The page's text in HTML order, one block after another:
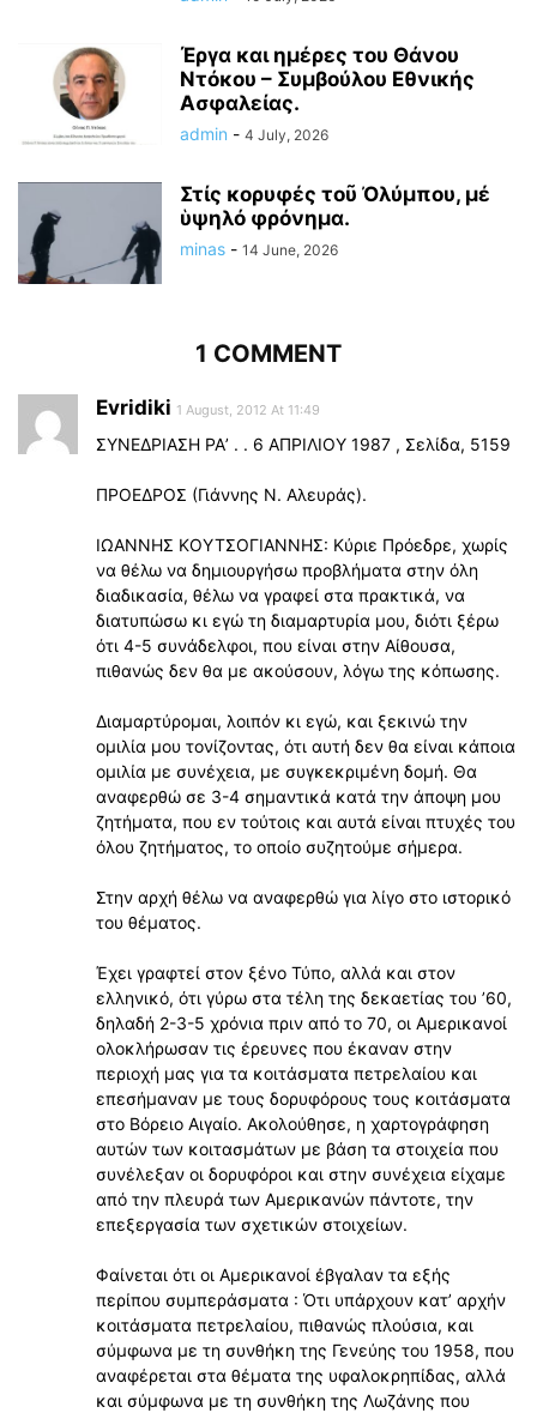
Έργα και ημέρες του Θάνου
Ντόκου – Συμβούλου Εθνικής
Ασφαλείας.
admin - 4 July, 2026
Στίς κορυφές τοῦ Ὀλύμπου, μέ
ὑψηλό φρόνημα.
minas - 14 June, 2026
1 COMMENT
Evridiki 1 August, 2012 At 11:49
ΣΥΝΕΔΡΙΑΣΗ ΡΑʼ . . 6 ΑΠΡΙΛΙΟΥ 1987 , Σελίδα, 5159
ΠΡΟΕΔΡΟΣ (Γιάννης Ν. Αλευράς).
ΙΩΑΝΝΗΣ ΚΟΥΤΣΟΓΙΑΝΝΗΣ: Κύριε Πρόεδρε, χωρίς
να θέλω να δημιουργήσω προβλήματα στην όλη
διαδικασία, θέλω να γραφεί στα πρακτικά, να
διατυπώσω κι εγώ τη διαμαρτυρία μου, διότι ξέρω
ότι 4-5 συνάδελφοι, που είναι στην Αίθουσα,
πιθανώς δεν θα με ακούσουν, λόγω της κόπωσης.
Διαμαρτύρομαι, λοιπόν κι εγώ, και ξεκινώ την
ομιλία μου τονίζοντας, ότι αυτή δεν θα είναι κάποια
ομιλία με συνέχεια, με συγκεκριμένη δομή. Θα
αναφερθώ σε 3-4 σημαντικά κατά την άποψη μου
ζητήματα, που εν τούτοις και αυτά είναι πτυχές του
όλου ζητήματος, το οποίο συζητούμε σήμερα.
Στην αρχή θέλω να αναφερθώ για λίγο στο ιστορικό
του θέματος.
Έχει γραφτεί στον ξένο Τύπο, αλλά και στον
ελληνικό, ότι γύρω στα τέλη της δεκαετίας του ʼ60,
δηλαδή 2-3-5 χρόνια πριν από το 70, οι Αμερικανοί
ολοκλήρωσαν τις έρευνες που έκαναν στην
περιοχή μας για τα κοιτάσματα πετρελαίου και
επεσήμαναν με τους δορυφόρους τους κοιτάσματα
στο Βόρειο Αιγαίο. Ακολούθησε, η χαρτογράφηση
αυτών των κοιτασμάτων με βάση τα στοιχεία που
συνέλεξαν οι δορυφόροι και στην συνέχεια είχαμε
από την πλευρά των Αμερικανών πάντοτε, την
επεξεργασία των σχετικών στοιχείων.
Φαίνεται ότι οι Αμερικανοί έβγαλαν τα εξής
περίπου συμπεράσματα : Ότι υπάρχουν κατʼ αρχήν
κοιτάσματα πετρελαίου, πιθανώς πλούσια, και
σύμφωνα με τη συνθήκη της Γενεύης του 1958, που
αναφέρεται στα θέματα της υφαλοκρηπίδας, αλλά
και σύμφωνα με τη συνθήκη της Λωζάνης που